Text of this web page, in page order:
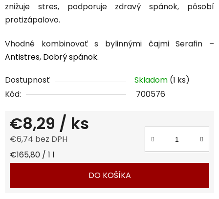
znižuje stres, podporuje zdravý spánok, pôsobí
protizápalovo.
Vhodné kombinovať s bylinnými čajmi Serafin –
Antistres, Dobrý spánok.
Dostupnosť Skladom (1 ks)
Kód:
700576
€8,29 / ks
€6,74 bez DPH
Jednotková cena:
€165,80 / 1 l
DO KOŠÍKA